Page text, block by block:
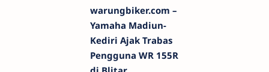
warungbiker.com –
Yamaha Madiun-
Kediri Ajak Trabas
Pengguna WR 155R